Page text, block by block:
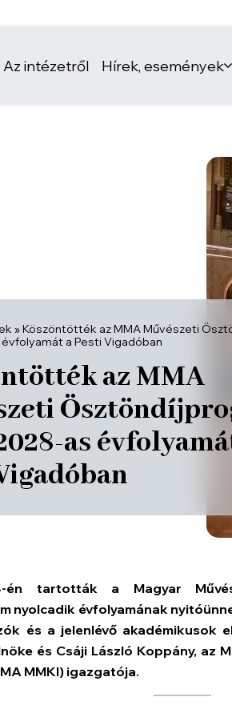
Az intézetről Hírek, események
»Köszöntötték az MMA Művészeti
a Pesti Vigadóban
az MMA
as
én tartották a Magyar
nyolcadik évfolyamának
és a jelenlévő akadémikusok
és Csáji László Koppány, az
MMKI) igazgatója.